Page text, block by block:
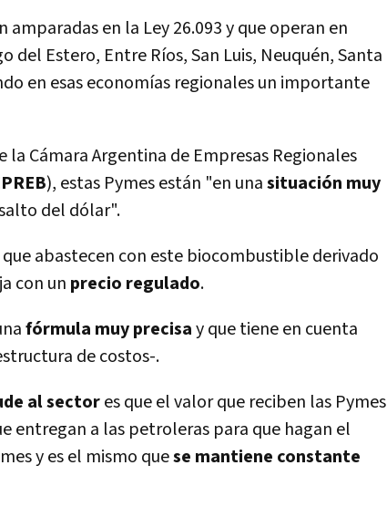
amparadas en la Ley 26.093 y que operan en
del Estero, Entre Rí­os, San Luis, Neuquén, Santa
en esas economí­as regionales un importante
la Cámara Argentina de Empresas Regionales
), estas Pymes están "en unasituación muy
del dólar".
abastecen con este biocombustible derivado
con un precio regulado.
fórmula muy precisay que tiene en cuenta
de costos-.
al sectores que el valor que reciben las Pymes
entregan a las petroleras para que hagan el
y es el mismo quese mantiene constante